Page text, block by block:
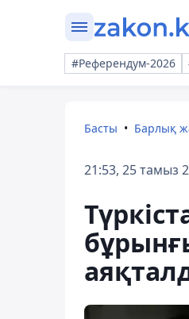
#Референдум-2026
Басты Барлық
21:53, 25 тамыз